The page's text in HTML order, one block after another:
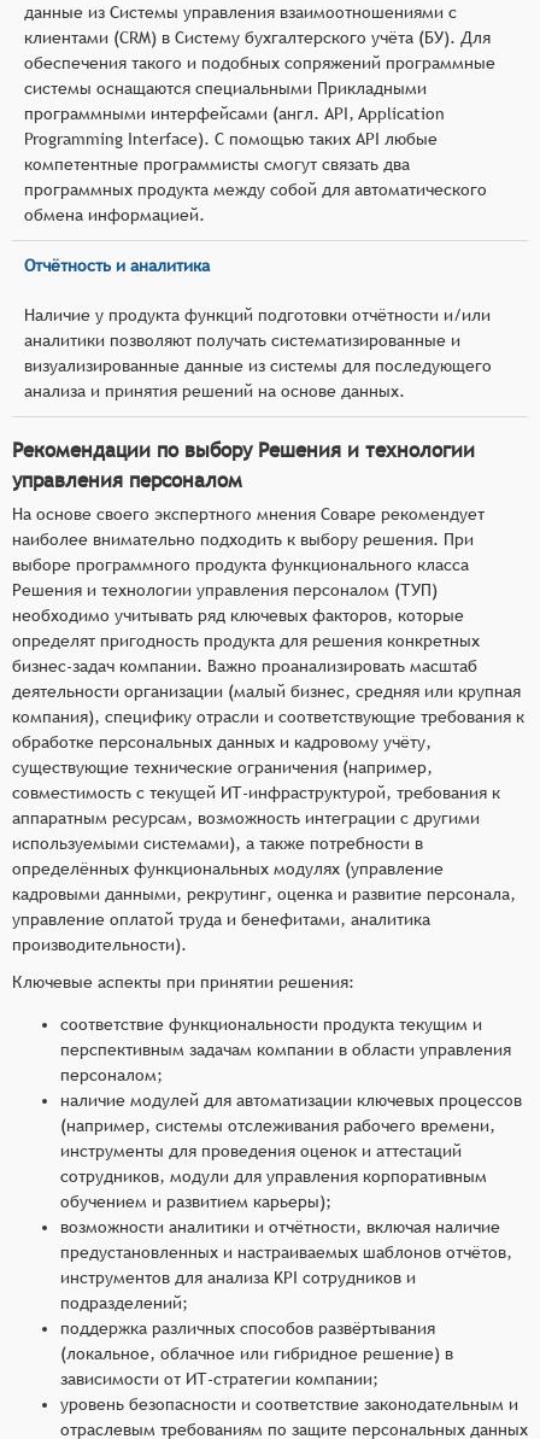
данные из Системы управления взаимоотношениями с
клиентами (CRM) в Систему бухгалтерского учёта (БУ). Для
обеспечения такого и подобных сопряжений программные
системы оснащаются специальными Прикладными
программными интерфейсами (англ. API, Application
Programming Interface). С помощью таких API любые
компетентные программисты смогут связать два
программных продукта между собой для автоматического
обмена информацией.
Отчётность и аналитика
Наличие у продукта функций подготовки отчётности и/или
аналитики позволяют получать систематизированные и
визуализированные данные из системы для последующего
анализа и принятия решений на основе данных.
Рекомендации по выбору Решения и технологии
управления персоналом
На основе своего экспертного мнения Соваре рекомендует
наиболее внимательно подходить к выбору решения. При
выборе программного продукта функционального класса
Решения и технологии управления персоналом (ТУП)
необходимо учитывать ряд ключевых факторов, которые
определят пригодность продукта для решения конкретных
бизнес-задач компании. Важно проанализировать масштаб
деятельности организации (малый бизнес, средняя или крупная
компания), специфику отрасли и соответствующие требования к
обработке персональных данных и кадровому учёту,
существующие технические ограничения (например,
совместимость с текущей ИТ-инфраструктурой, требования к
аппаратным ресурсам, возможность интеграции с другими
используемыми системами), а также потребности в
определённых функциональных модулях (управление
кадровыми данными, рекрутинг, оценка и развитие персонала,
управление оплатой труда и бенефитами, аналитика
производительности).
Ключевые аспекты при принятии решения:
соответствие функциональности продукта текущим и
перспективным задачам компании в области управления
персоналом;
наличие модулей для автоматизации ключевых процессов
(например, системы отслеживания рабочего времени,
инструменты для проведения оценок и аттестаций
сотрудников, модули для управления корпоративным
обучением и развитием карьеры);
возможности аналитики и отчётности, включая наличие
предустановленных и настраиваемых шаблонов отчётов,
инструментов для анализа KPI сотрудников и
подразделений;
поддержка различных способов развёртывания
(локальное, облачное или гибридное решение) в
зависимости от ИТ-стратегии компании;
уровень безопасности и соответствие законодательным и
отраслевым требованиям по защите персональных данных